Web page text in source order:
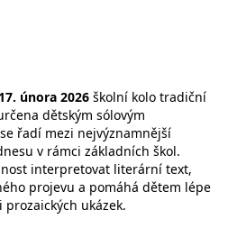
17. února 2026 školní kolo tradiční
dětským sólovým
řadí mezi nejvýznamnější
v rámci základních škol.
interpretovat literární text,
projevu a pomáhá dětem lépe
ukázek.